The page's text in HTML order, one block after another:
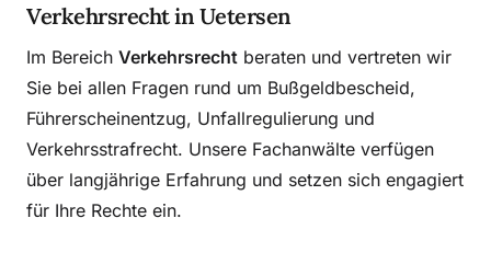
Verkehrsrecht in Uetersen
Im Bereich Verkehrsrecht beraten und vertreten wir
Sie bei allen Fragen rund um Bußgeldbescheid,
Führerscheinentzug, Unfallregulierung und
Verkehrsstrafrecht. Unsere Fachanwälte verfügen
über langjährige Erfahrung und setzen sich engagiert
für Ihre Rechte ein.